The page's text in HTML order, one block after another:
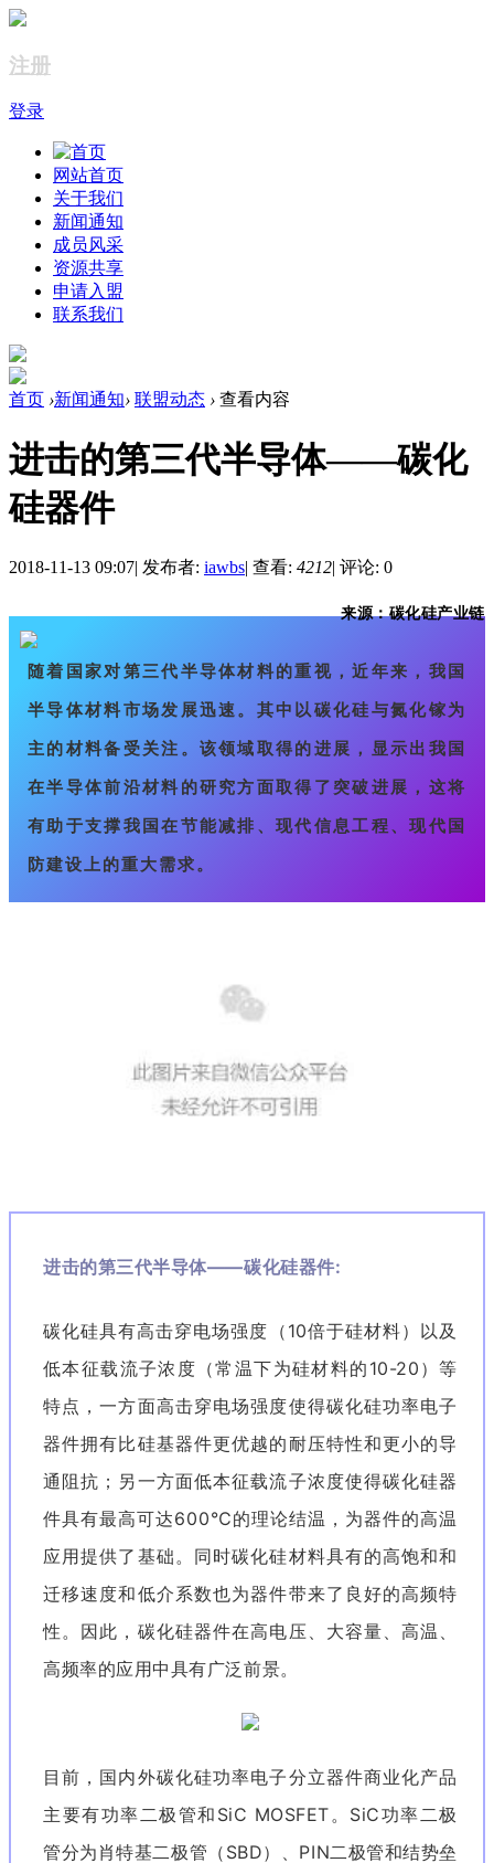
注册
登录
网站首页
关于我们
新闻通知
成员风采
资源共享
申请入盟
联系我们
首页 ›新闻通知› 联盟动态 › 查看内容
进击的第三代半导体——碳化
硅器件
2018-11-13 09:07| 发布者: iawbs| 查看: 4212| 评论: 0
来源：碳化硅产业链
随着国家对第三代半导体材料的重视，近年来，我国
半导体材料市场发展迅速。其中以碳化硅与氮化镓为
主的材料备受关注。该领域取得的进展，显示出我国
在半导体前沿材料的研究方面取得了突破进展，这将
有助于支撑我国在节能减排、现代信息工程、现代国
防建设上的重大需求。
进击的第三代半导体——碳化硅器件:
碳化硅具有高击穿电场强度（10倍于硅材料）以及
低本征载流子浓度（常温下为硅材料的10-20）等
特点，一方面高击穿电场强度使得碳化硅功率电子
器件拥有比硅基器件更优越的耐压特性和更小的导
通阻抗；另一方面低本征载流子浓度使得碳化硅器
件具有最高可达600℃的理论结温，为器件的高温
应用提供了基础。同时碳化硅材料具有的高饱和和
迁移速度和低介系数也为器件带来了良好的高频特
性。因此，碳化硅器件在高电压、大容量、高温、
高频率的应用中具有广泛前景。
目前，国内外碳化硅功率电子分立器件商业化产品
主要有功率二极管和SiC MOSFET。SiC功率二极
管分为肖特基二极管（SBD）、PIN二极管和结势垒